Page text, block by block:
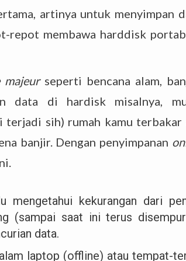
artinya untuk menyimpan
repot membawa harddisk
majeur seperti bencana alam,
data di hardisk misalnya,
terjadi sih) rumah kamu terbakar
banjir. Dengan penyimpanan
kekurangan dari
(sampai saat ini terus
data.
laptop (offline) atau tempat-